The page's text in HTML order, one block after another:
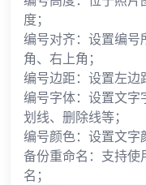
度；
编号对齐：设置编号
角、右上角；
编号边距：设置左边
编号字体：设置文字
划线、删除线等；
编号颜色：设置文字
备份重命名：支持使
名；